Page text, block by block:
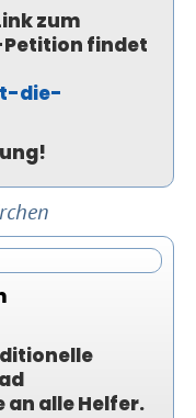
zum
Petition findet
die-
alle Helfer.